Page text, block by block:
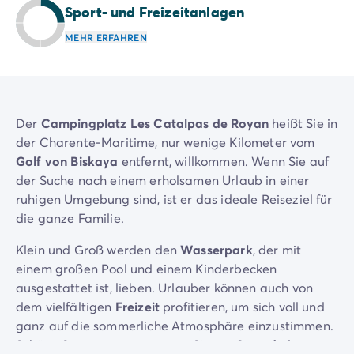
Nach Reiseziel
Campingplatz Adria
Campingplatz Atlantik
Campingplatz Dune du Pilat
Campingplatz Elba-Insel
Campingplatz Ile de Ré
Campingplatz Mittelmeer
Campingplatz Plitvicer
Campingplatz Südfrankreichs
Angebote & Vorteile
Aktuelle Deals/de/angebote
Vorteile & Tipps
Freunde werben
Treueprogramm
Sport- und Freizeitanlagen
MEHR ERFAHREN
Der Campingplatz Les Catalpas de Royan heißt Sie in
der Charente-Maritime, nur wenige Kilometer vom
Golf von Biskaya entfernt, willkommen. Wenn Sie auf
der Suche nach einem erholsamen Urlaub in einer
ruhigen Umgebung sind, ist er das ideale Reiseziel für
die ganze Familie.
Klein und Groß werden denWasserpark, der mit
einem großen Pool und einem Kinderbecken
ausgestattet ist, lieben. Urlauber können auch von
dem vielfältigen Freizeit profitieren, um sich voll und
ganz auf die sommerliche Atmosphäre einzustimmen.
Schöne Sonnentage erwarten Sie am Strand , der nur